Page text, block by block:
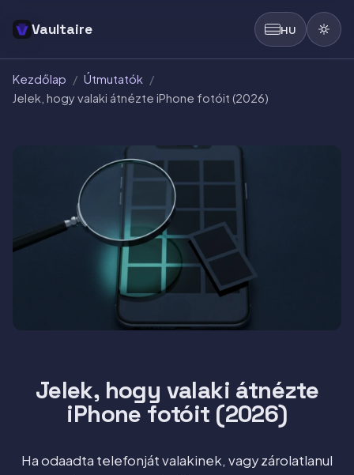
Vaultaire HU
Kezdőlap / Útmutatók /
Jelek, hogy valaki átnézte iPhone fotóit (2026)
Jelek, hogy valaki átnézte
iPhone fotóit (2026)
Ha odaadta telefonját valakinek, vagy zárolatlanul